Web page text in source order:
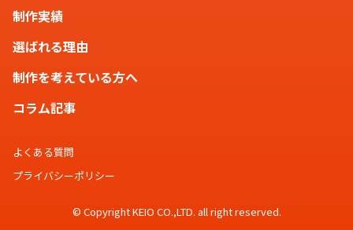
制作実績
選ばれる理由
制作を考えている方へ
コラム記事
よくある質問
プライバシーポリシー
© Copyright KEIO CO.,LTD. all right reserved.